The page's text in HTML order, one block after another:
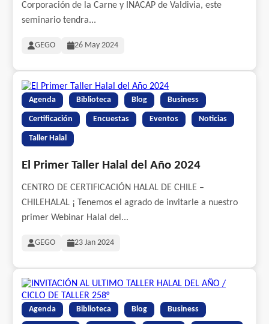
Corporación de la Carne y INACAP de Valdivia, este
seminario tendra...
GEGO 26 May 2024
Agenda Biblioteca Blog Business
Certificación Encuestas Eventos Noticias
Taller Halal
El Primer Taller Halal del Año 2024
CENTRO DE CERTIFICACIÓN HALAL DE CHILE –
CHILEHALAL ¡ Tenemos el agrado de invitarle a nuestro
primer Webinar Halal del...
GEGO 23 Jan 2024
Agenda Biblioteca Blog Business